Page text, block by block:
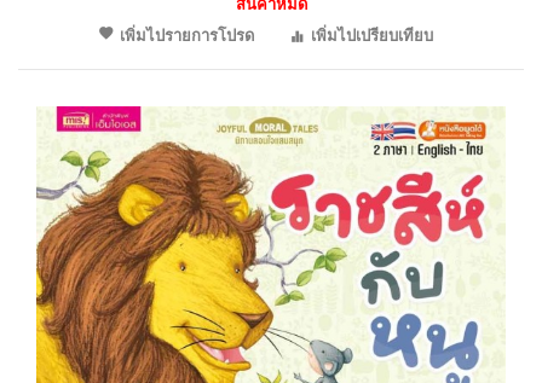
เพิ่มไปรายการโปรด
เพิ่มไปเปรียบเทียบ